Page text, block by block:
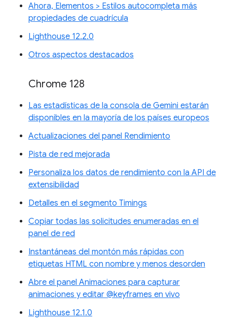
Ahora, Elementos > Estilos autocompleta más
propiedades de cuadrícula
Lighthouse 12.2.0
Otros aspectos destacados
Chrome 128
Las estadísticas de la consola de Gemini estarán
disponibles en la mayoría de los países europeos
Actualizaciones del panel Rendimiento
Pista de red mejorada
Personaliza los datos de rendimiento con la API de
extensibilidad
Detalles en el segmento Timings
Copiar todas las solicitudes enumeradas en el
panel de red
Instantáneas del montón más rápidas con
etiquetas HTML con nombre y menos desorden
Abre el panel Animaciones para capturar
animaciones y editar @keyframes en vivo
Lighthouse 12.1.0